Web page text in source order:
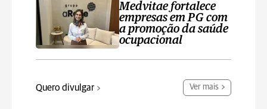
Medvitae fortalece
empresas em PG com
a promoção da saúde
ocupacional
Quero divulgar Ver mais